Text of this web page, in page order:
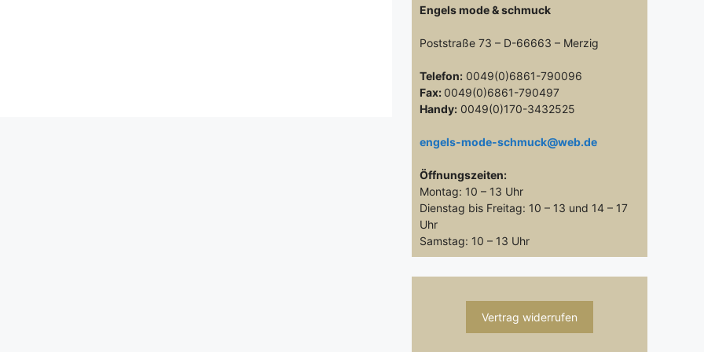
Engels mode & schmuck
Poststraße 73 – D-66663 – Merzig
Telefon: 0049(0)6861-790096
Fax: 0049(0)6861-790497
Handy: 0049(0)170-3432525
engels-mode-schmuck@web.de
Öffnungszeiten:
Montag: 10 – 13 Uhr
Dienstag bis Freitag: 10 – 13 und 14 – 17
Uhr
Samstag: 10 – 13 Uhr
Vertrag widerrufen